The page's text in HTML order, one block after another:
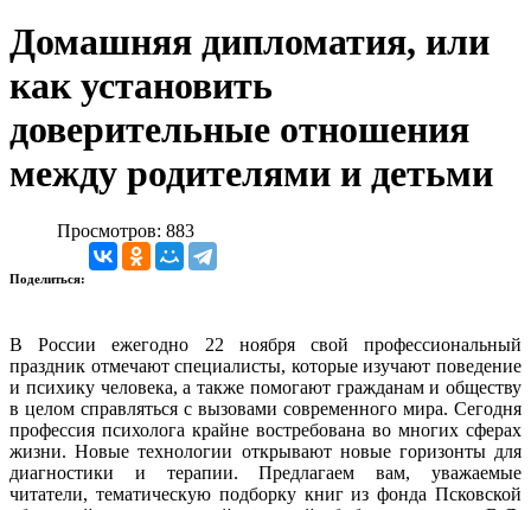
Домашняя дипломатия, или
как установить
доверительные отношения
между родителями и детьми
Просмотров: 883
Поделиться:
В России ежегодно 22 ноября свой профессиональный
праздник отмечают специалисты, которые изучают поведение
и психику человека, а также помогают гражданам и обществу
в целом справляться с вызовами современного мира. Сегодня
профессия психолога крайне востребована во многих сферах
жизни. Новые технологии открывают новые горизонты для
диагностики и терапии. Предлагаем вам, уважаемые
читатели, тематическую подборку книг из фонда Псковской